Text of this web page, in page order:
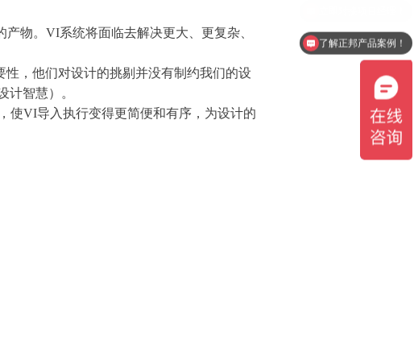
物。VI系统将面临去解决更大、更复杂、
，他们对设计的挑剔并没有制约我们的设
计智慧）。
使VI导入执行变得更简便和有序，为设计的
了解正邦产品案例！